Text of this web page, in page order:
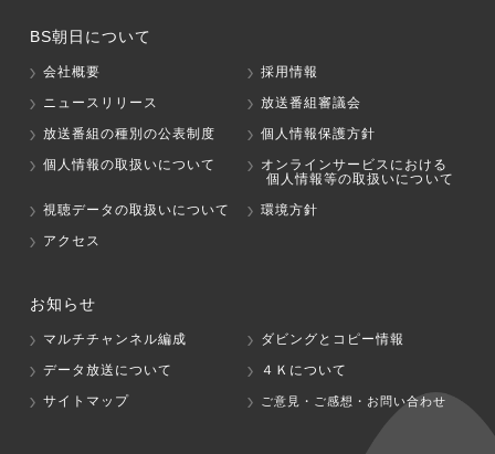
BS朝日について
会社概要
採用情報
ニュースリリース
放送番組審議会
放送番組の種別の公表制度
個人情報保護方針
個人情報の取扱いについて
オンラインサービスにおける
個人情報等の取扱いについて
視聴データの取扱いについて
環境方針
アクセス
お知らせ
マルチチャンネル編成
ダビングとコピー情報
データ放送について
４Ｋについて
サイトマップ
ご意見・ご感想・お問い合わせ